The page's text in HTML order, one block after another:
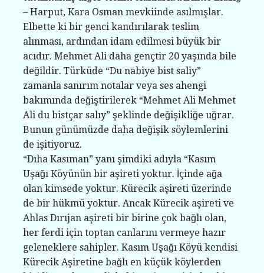
– Harput, Kara Osman mevkiinde asılmışlar.
Elbette ki bir genci kandırılarak teslim
alınması, ardından idam edilmesi büyük bir
acıdır. Mehmet Ali daha gençtir 20 yaşında bile
değildir. Türküde “Du nabiye bist saliy”
zamanla sanırım notalar veya ses ahengi
bakımında değiştirilerek “Mehmet Ali Mehmet
Ali du bistçar salıy” şeklinde değişikliğe uğrar.
Bunun günümüzde daha değişik söylemlerini
de işitiyoruz.
“Dıha Kasıman” yanı şimdiki adıyla “Kasım
Uşağı Köyünün bir aşireti yoktur. İçinde ağa
olan kimsede yoktur. Kürecik aşireti üzerinde
de bir hükmü yoktur. Ancak Kürecik aşireti ve
Ahlas Dırıjan aşireti bir birine çok bağlı olan,
her ferdi için toptan canlarını vermeye hazır
geleneklere sahipler. Kasım Uşağı Köyü kendisi
Kürecik Aşiretine bağlı en küçük köylerden